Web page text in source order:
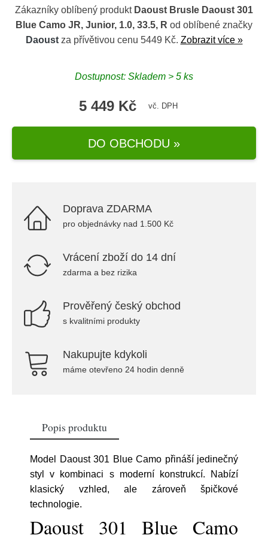
Zákazníky oblíbený produkt Daoust Brusle Daoust 301
Blue Camo JR, Junior, 1.0, 33.5, R od oblíbené značky
Daoustza přívětivou cenu 5449 Kč. Zobrazit více »
Dostupnost: Skladem > 5 ks
5 449 Kč vč. DPH
DO OBCHODU »
Doprava ZDARMA
pro objednávky nad 1.500 Kč
Vrácení zboží do 14 dní
zdarma a bez rizika
Prověřený český obchod
s kvalitními produkty
Nakupujte kdykoli
máme otevřeno 24 hodin denně
Popis produktu
Model Daoust 301 Blue Camo přináší jedinečný
styl v kombinaci s moderní konstrukcí. Nabízí
klasický vzhled, ale zároveň špičkové
technologie.
Daoust 301 Blue Camo